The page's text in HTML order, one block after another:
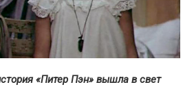
«Питер Пэн» вышла в свет